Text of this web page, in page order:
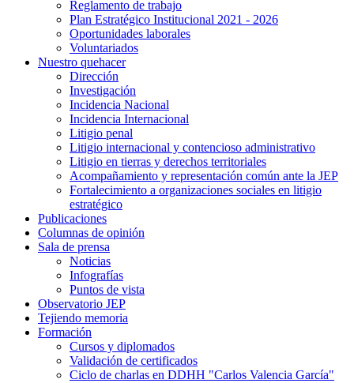
Reglamento de trabajo
Plan Estratégico Institucional 2021 - 2026
Oportunidades laborales
Voluntariados
Nuestro quehacer
Dirección
Investigación
Incidencia Nacional
Incidencia Internacional
Litigio penal
Litigio internacional y contencioso administrativo
Litigio en tierras y derechos territoriales
Acompañamiento y representación común ante la JEP
Fortalecimiento a organizaciones sociales en litigio
estratégico
Publicaciones
Columnas de opinión
Sala de prensa
Noticias
Infografías
Puntos de vista
Observatorio JEP
Tejiendo memoria
Formación
Cursos y diplomados
Validación de certificados
Ciclo de charlas en DDHH "Carlos Valencia García"